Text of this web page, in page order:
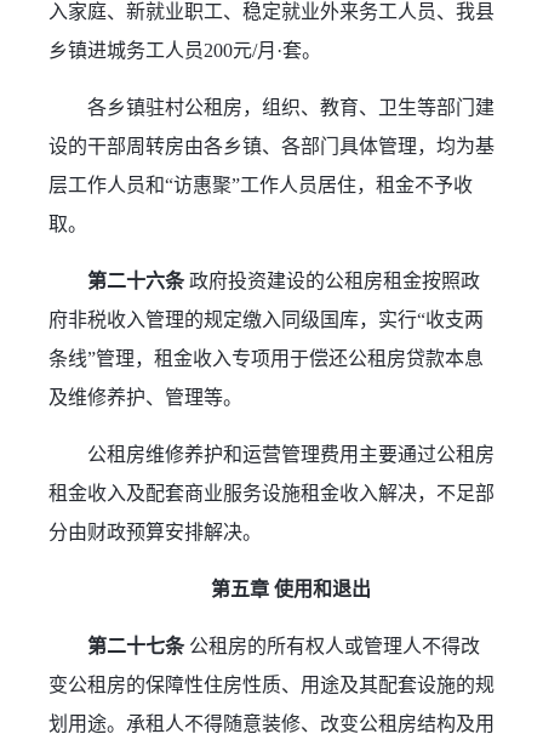
入家庭、新就业职工、稳定就业外来务工人员、我县
乡镇进城务工人员200元/月·套。
各乡镇驻村公租房，组织、教育、卫生等部门建
设的干部周转房由各乡镇、各部门具体管理，均为基
层工作人员和“访惠聚”工作人员居住，租金不予收
取。
第二十六条 政府投资建设的公租房租金按照政
府非税收入管理的规定缴入同级国库，实行“收支两
条线”管理，租金收入专项用于偿还公租房贷款本息
及维修养护、管理等。
公租房维修养护和运营管理费用主要通过公租房
租金收入及配套商业服务设施租金收入解决，不足部
分由财政预算安排解决。
第五章 使用和退出
第二十七条 公租房的所有权人或管理人不得改
变公租房的保障性住房性质、用途及其配套设施的规
划用途。承租人不得随意装修、改变公租房结构及用